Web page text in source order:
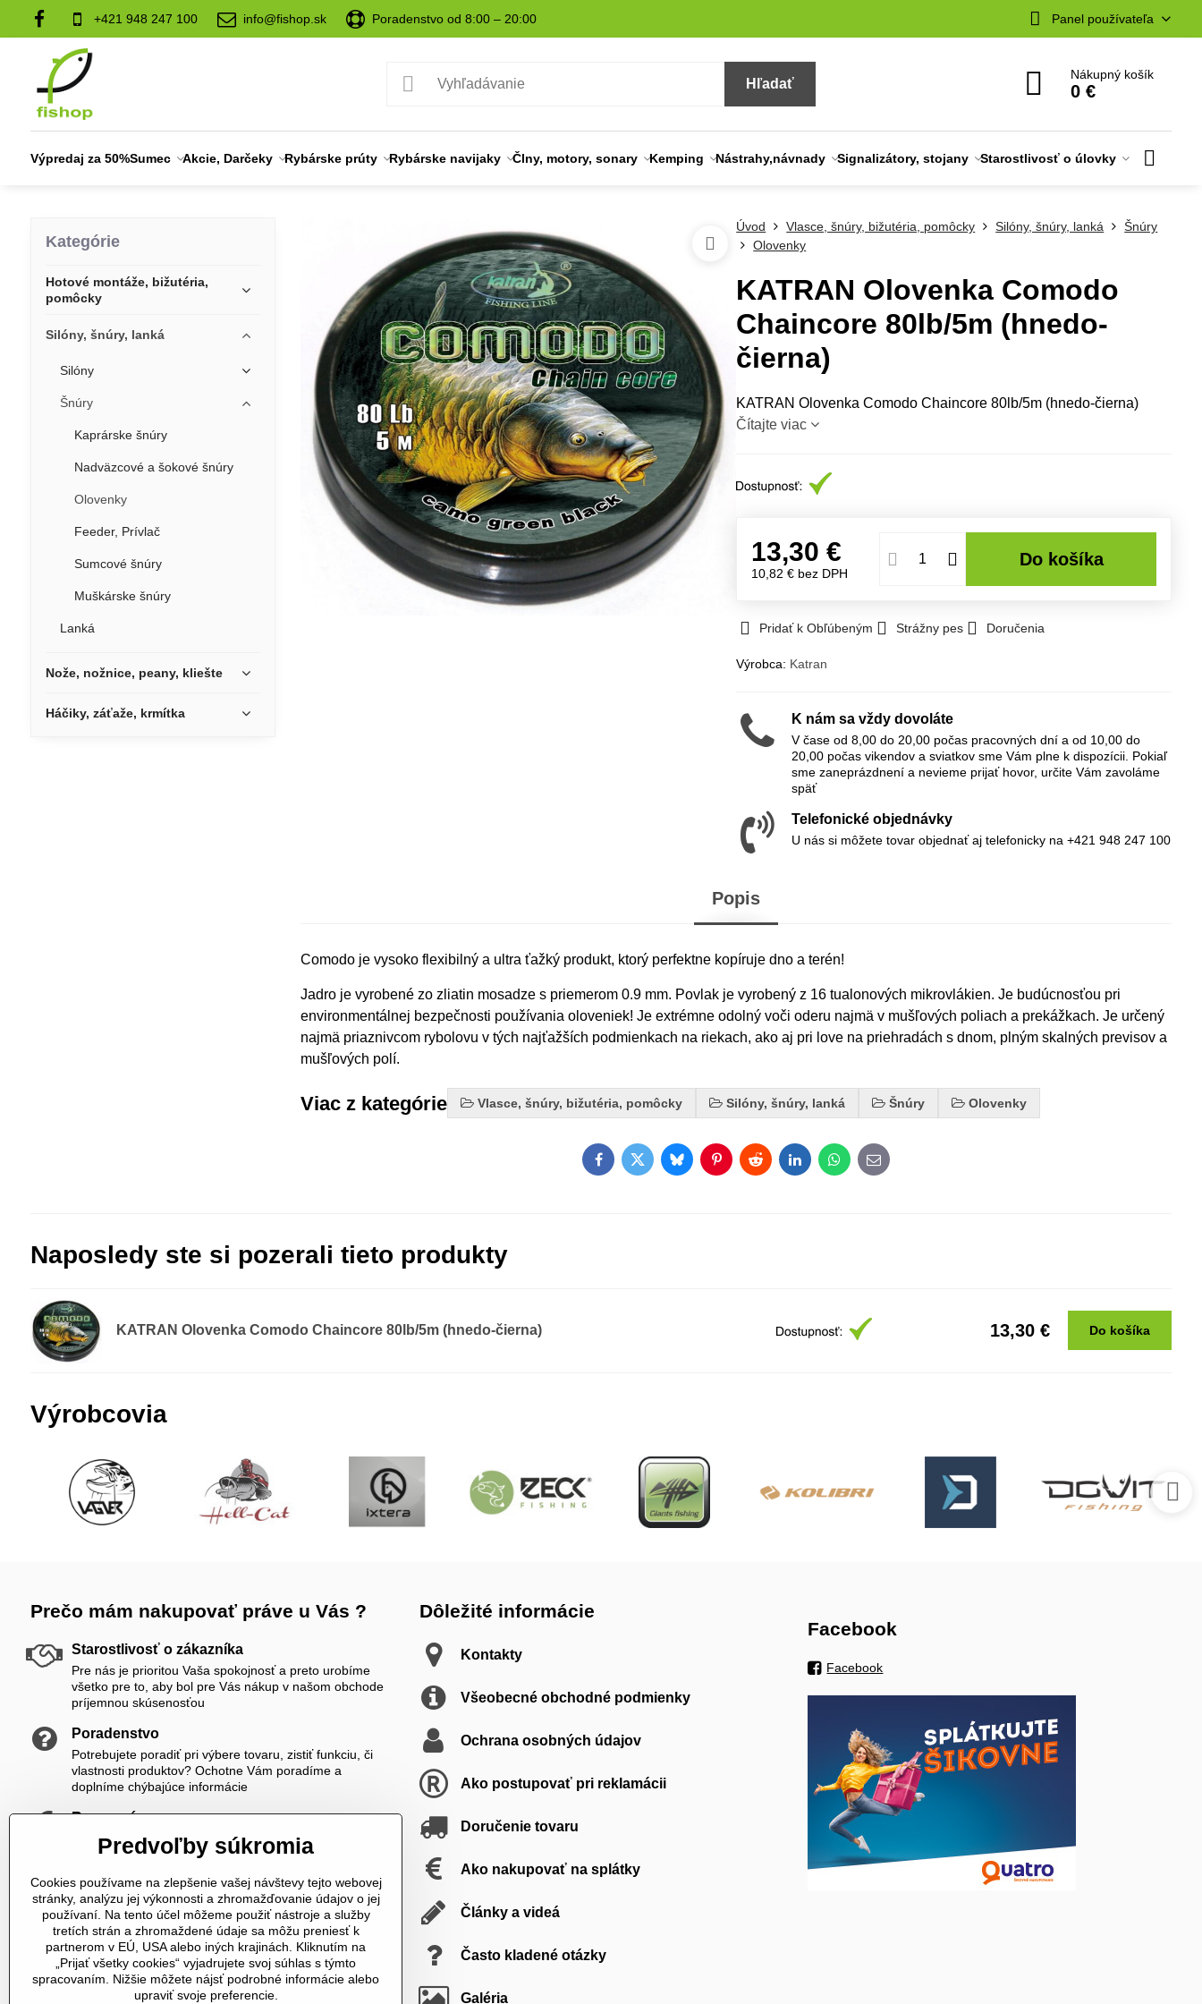
+421 948 247 100 info@fishop.sk Poradenstvo od 8:00 – 20:00 Panel používateľa
Hľadať
Nákupný košík
0 €
Výpredaj za 50%Sumec Akcie, Darčeky Rybárske prúty Rybárske navijaky Člny, motory, sonary Kemping Nástrahy,návnady Signalizátory, stojany Starostlivosť o úlovky
Úvod Vlasce, šnúry, bižutéria, pomôcky Silóny, šnúry, lanká
Šnúry
Olovenky
KATRAN Olovenka Comodo
Chaincore 80lb/5m (hnedo-
čierna)
KATRAN Olovenka Comodo Chaincore 80lb/5m (hnedo-čierna)
Čítajte viac
13,30 €
10,82 € bez DPH
Do košíka
Pridať k Obľúbeným Strážny pes Doručenia
Výrobca: Katran
K nám sa vždy dovoláte
V čase od 8,00 do 20,00 počas pracovných dní a od 10,00 do
20,00 počas vikendov a sviatkov sme Vám plne k dispozícii. Pokiaľ
sme zaneprázdnení a nevieme prijať hovor, určite Vám zavoláme
späť
Telefonické objednávky
U nás si môžete tovar objednať aj telefonicky na +421 948 247 100
Popis
Comodo je vysoko flexibilný a ultra ťažký produkt, ktorý perfektne kopíruje dno a terén!
Jadro je vyrobené zo zliatin mosadze s priemerom 0.9 mm. Povlak je vyrobený z 16 tualonových mikrovlákien. Je budúcnosťou pri
environmentálnej bezpečnosti používania oloveniek! Je extrémne odolný voči oderu najmä v mušľových poliach a prekážkach. Je určený
najmä priaznivcom rybolovu v tých najťažších podmienkach na riekach, ako aj pri love na priehradách s dnom, plným skalných previsov a
mušľových polí.
Viac z kategórie Vlasce, šnúry, bižutéria, pomôcky Silóny, šnúry, lanká Šnúry Olovenky
FacebookTwitterBlueskyPinterestRedditLinkedInWhatsApp
E-
mail
Kategórie
Hotové montáže, bižutéria,
pomôcky
Silóny, šnúry, lanká
Silóny
Šnúry
Kaprárske šnúry
Nadväzcové a šokové šnúry
Olovenky
Feeder, Prívlač
Sumcové šnúry
Muškárske šnúry
Lanká
Nože, nožnice, peany, kliešte
Háčiky, záťaže, krmítka
Naposledy ste si pozerali tieto produkty
KATRAN Olovenka Comodo Chaincore 80lb/5m (hnedo-čierna) 13,30 € Do košíka
Výrobcovia
Prečo mám nakupovať práve u Vás ?
Starostlivosť o zákazníka
Pre nás je prioritou Vaša spokojnosť a preto urobíme
všetko pre to, aby bol pre Vás nákup v našom obchode
príjemnou skúsenosťou
Poradenstvo
Potrebujete poradiť pri výbere tovaru, zistiť funkciu, či
vlastnosti produktov? Ochotne Vám poradíme a
doplníme chýbajúce informácie
Rozumné ceny
Zákazníkom ponúkame priateľské ceny, ktoré si viete
ešte skrášliť navyše registráciou
K nám sa vždy dovoláte
V čase od 8,00 do 20,00 počas pracovných dní a od
10,00 do 20,00 počas vikendov a sviatkov sme Vám plne
k dispozícii. Pokiaľ sme zaneprázdnení a nevieme prijať
hovor, určite Vám zavoláme späť
Telefonické objednávky
Dôležité informácie
Kontakty
Všeobecné obchodné podmienky
Ochrana osobných údajov
Ako postupovať pri reklamácii
Doručenie tovaru
Ako nakupovať na splátky
Články a videá
Často kladené otázky
Galéria
Facebook
Facebook
Predvoľby súkromia
Cookies používame na zlepšenie vašej návštevy tejto webovej
stránky, analýzu jej výkonnosti a zhromažďovanie údajov o jej
používaní. Na tento účel môžeme použiť nástroje a služby
tretích strán a zhromaždené údaje sa môžu preniesť k
partnerom v EÚ, USA alebo iných krajinách. Kliknutím na
„Prijať všetky cookies“ vyjadrujete svoj súhlas s týmto
spracovaním. Nižšie môžete nájsť podrobné informácie alebo
upraviť svoje preferencie.